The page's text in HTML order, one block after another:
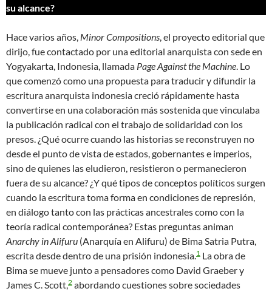
su alcance?
Hace varios años, Minor Compositions, el proyecto editorial que
dirijo, fue contactado por una editorial anarquista con sede en
Yogyakarta, Indonesia, llamada PageAgainst the Machine. Lo
que comenzó como una propuesta para traducir y difundir la
escritura anarquista indonesia creció rápidamente hasta
convertirse en una colaboración más sostenida que vinculaba
la publicación radical con el trabajo de solidaridad con los
presos. ¿Qué ocurre cuando las historias se reconstruyen no
desde el punto de vista de estados, gobernantes e imperios,
sino de quienes las eludieron, resistieron o permanecieron
fuera de su alcance? ¿Y qué tipos de conceptos políticos surgen
cuando la escritura toma forma en condiciones de represión,
en diálogo tanto con las prácticas ancestrales como con la
teoría radical contemporánea? Estas preguntas animan
Anarchy in Alifuru (Anarquía en Alifuru) de Bima Satria Putra,
escrita desde dentro de una prisión indonesia.1 La obra de
Bima se mueve junto a pensadores como David Graeber y
James C. Scott,2 abordando cuestiones sobre sociedades